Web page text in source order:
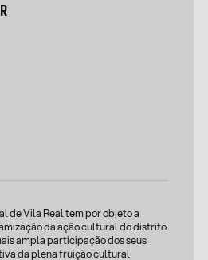
de Vila Real tem por objeto a
da ação cultural do distrito
ampla participação dos seus
da plena fruição cultural